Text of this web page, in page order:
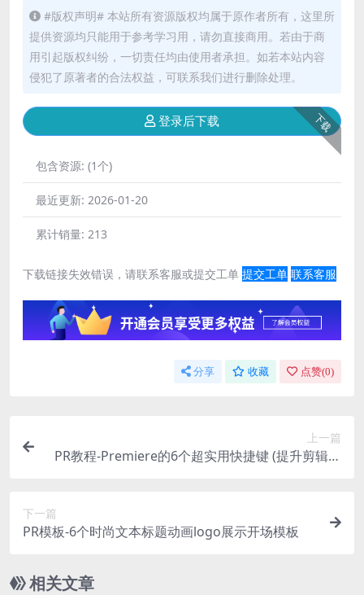
#版权声明# 本站所有资源版权均属于原作者所有，这里所
提供资源均只能用于参考学习用，请勿直接商用。若由于商
用引起版权纠纷，一切责任均由使用者承担。如若本站内容
侵犯了原著者的合法权益，可联系我们进行删除处理。
下载
登录后下载
包含资源: (1个)
最近更新: 2026-01-20
累计销量: 213
下载链接失效错误，请联系客服或提交工单 提交工单 联系客服
分享 收藏 点赞(0)
上一篇
PR教程-Premiere的6个超实用快捷键 (提升剪辑效
下一篇
PR模板-6个时尚文本标题动画logo展示开场模板
相关文章